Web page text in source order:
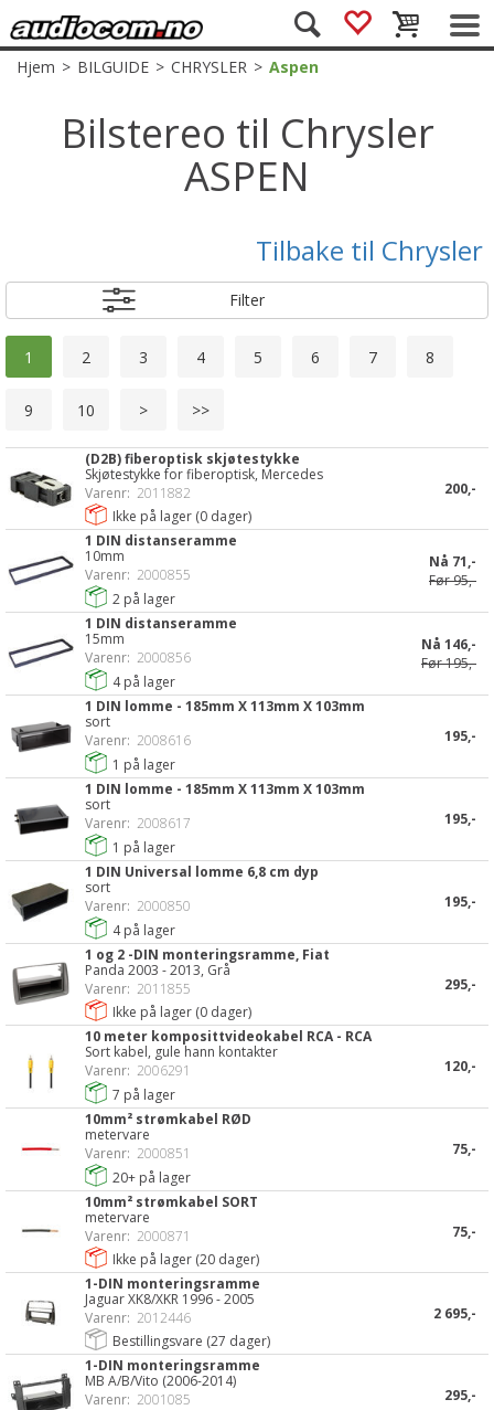
Hjem>BILGUIDE>CHRYSLER>Aspen
Bilstereo til Chrysler
ASPEN
Tilbake til Chrysler
Filter
1 2 3 4 5 6 7 8
9 10 > >>
(D2B) fiberoptisk skjøtestykke
Skjøtestykke for fiberoptisk, Mercedes
Varenr: 2011882
Ikke på lager (0 dager)
200,-
1 DIN distanseramme
10mm
Varenr: 2000855
2 på lager
Nå 71,-
Før95,-
1 DIN distanseramme
15mm
Varenr: 2000856
4på lager
Nå 146,-
Før195,-
1 DIN lomme - 185mm X 113mm X 103mm
sort
Varenr: 2008616
1 på lager
195,-
1 DIN lomme - 185mm X 113mm X 103mm
sort
Varenr: 2008617
1 på lager
195,-
1 DIN Universal lomme 6,8 cm dyp
sort
Varenr: 2000850
4på lager
195,-
1 og 2 -DIN monteringsramme, Fiat
Panda 2003 - 2013, Grå
Varenr: 2011855
Ikke på lager (0 dager)
295,-
10 meter komposittvideokabel RCA - RCA
Sort kabel, gule hann kontakter
Varenr: 2006291
7 på lager
120,-
10mm² strømkabel RØD
metervare
Varenr: 2000851
20+ på lager
75,-
10mm² strømkabel SORT
metervare
Varenr: 2000871
Ikke på lager (20 dager)
75,-
1-DIN monteringsramme
Jaguar XK8/XKR 1996 - 2005
Varenr: 2012446
Bestillingsvare (27 dager)
2 695,-
1-DIN monteringsramme
MB A/B/Vito (2006-2014)
Varenr: 2001085
295,-